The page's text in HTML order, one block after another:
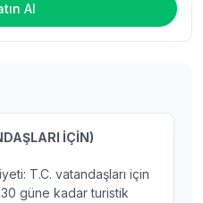
Al
İÇİN)
T.C. vatandaşları için
güne kadar turistik